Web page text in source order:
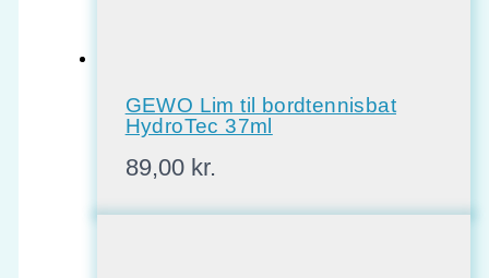
GEWO Lim til bordtennisbat
HydroTec 37ml
89,00 kr.